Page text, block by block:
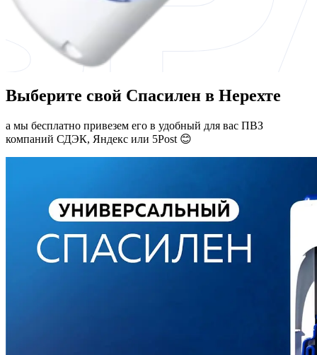
Выберите свой Спасилен в Нерехте
а мы бесплатно привезем его в удобный для вас ПВЗ
компаний СДЭК, Яндекс или 5Post 😊